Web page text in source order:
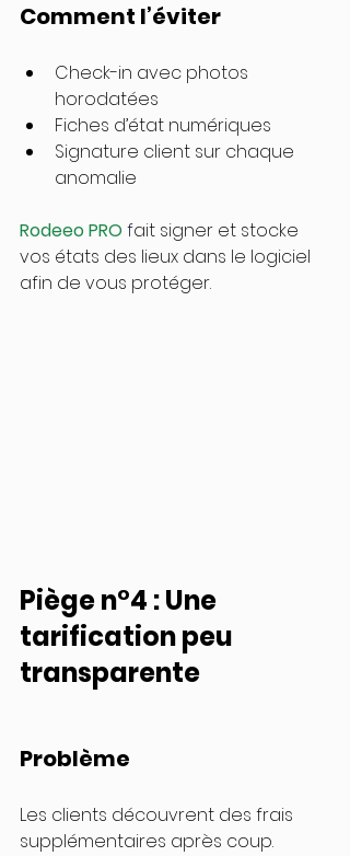
Comment l’éviter
Check-in avec photos
horodatées
Fiches d’état numériques
Signature client sur chaque
anomalie
Rodeeo PRO fait signer et stocke
vos états des lieux dans le logiciel
afin de vous protéger.
Piège n°4 : Une
tarification peu
transparente
Problème
Les clients découvrent des frais
supplémentaires après coup.